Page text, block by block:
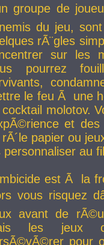
groupe de
du jeu,
rÃ¨gles
sur les
pourrez
le feu Ã une
molotov.
et
papier ou
personnaliser au
est Ã la
vous risquez
avant de
les jeux
pour